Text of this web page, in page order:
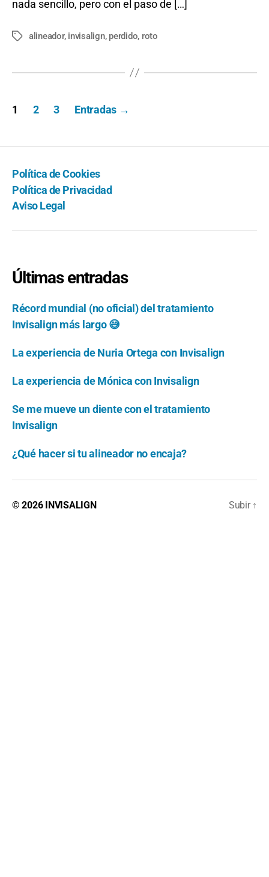
nada sencillo, pero con el paso de […]
Etiquetasalineador, invisalign, perdido, roto
Paginación
entradas
1 2 3 Entradas →
Política de Cookies
Política de Privacidad
Aviso Legal
Últimas entradas
Récord mundial (no oficial) del tratamiento
Invisalign más largo 😅
La experiencia de Nuria Ortega con Invisalign
La experiencia de Mónica con Invisalign
Se me mueve un diente con el tratamiento
Invisalign
¿Qué hacer si tu alineador no encaja?
© 2026 INVISALIGN Subir ↑